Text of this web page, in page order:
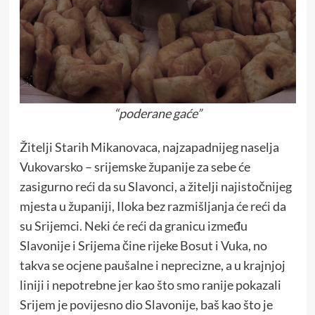
“poderane gaće”
Žitelji Starih Mikanovaca, najzapadnijeg naselja
Vukovarsko – srijemske županije za sebe će
zasigurno reći da su Slavonci, a žitelji najistočnijeg
mjesta u županiji, Iloka bez razmišljanja će reći da
su Srijemci. Neki će reći da granicu između
Slavonije i Srijema čine rijeke Bosut i Vuka, no
takva se ocjene paušalne i neprecizne, a u krajnjoj
liniji i nepotrebne jer kao što smo ranije pokazali
Srijem je povijesno dio Slavonije, baš kao što je